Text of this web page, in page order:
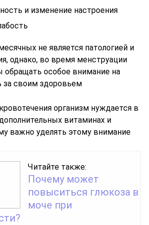
и изменение настроения
не является патологией и
однако, во время менструации
особое внимание на
за своим здоровьем
организм нуждается в
витаминах и
важно уделять этому внимание
Читайте также:
Почему может
повыситься глюкоза в
моче при